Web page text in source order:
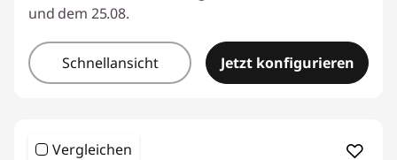
und dem 25.08.
Schnellansicht Jetzt konfigurieren
Vergleichen